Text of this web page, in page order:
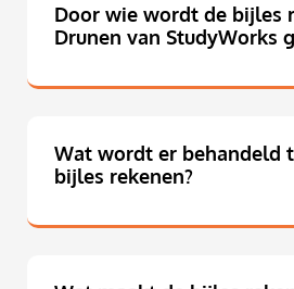
Door wie wordt de bijles
Drunen van StudyWorks
Wat wordt er behandeld
bijles rekenen?